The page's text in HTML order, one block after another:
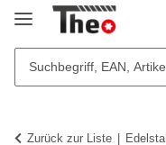
Zurück zur Liste